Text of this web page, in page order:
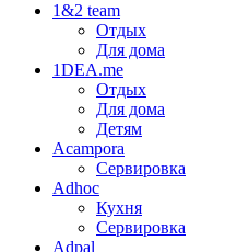
1&2 team
Отдых
Для дома
1DEA.me
Отдых
Для дома
Детям
Acampora
Сервировка
Adhoc
Кухня
Сервировка
Adpal